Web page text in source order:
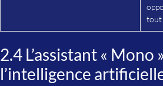
tout
2.4 L’assistant « Mono
l’intelligence